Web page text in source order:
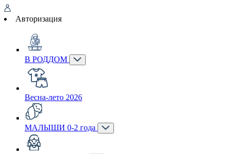
Авторизация
В РОДДОМ
Весна-лето 2026
МАЛЫШИ 0-2 года